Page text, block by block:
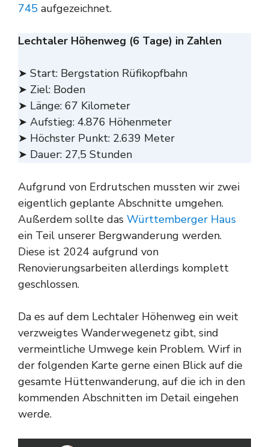
745 aufgezeichnet.
Lechtaler Höhenweg (6 Tage) in Zahlen
➤ Start: Bergstation Rüfikopfbahn
➤ Ziel: Boden
➤ Länge: 67 Kilometer
➤ Aufstieg: 4.876 Höhenmeter
➤ Höchster Punkt: 2.639 Meter
➤ Dauer: 27,5 Stunden
Aufgrund von Erdrutschen mussten wir zwei
eigentlich geplante Abschnitte umgehen.
Außerdem sollte das Württemberger Haus
ein Teil unserer Bergwanderung werden.
Diese ist 2024 aufgrund von
Renovierungsarbeiten allerdings komplett
geschlossen.
Da es auf dem Lechtaler Höhenweg ein weit
verzweigtes Wanderwegenetz gibt, sind
vermeintliche Umwege kein Problem. Wirf in
der folgenden Karte gerne einen Blick auf die
gesamte Hüttenwanderung, auf die ich in den
kommenden Abschnitten im Detail eingehen
werde.